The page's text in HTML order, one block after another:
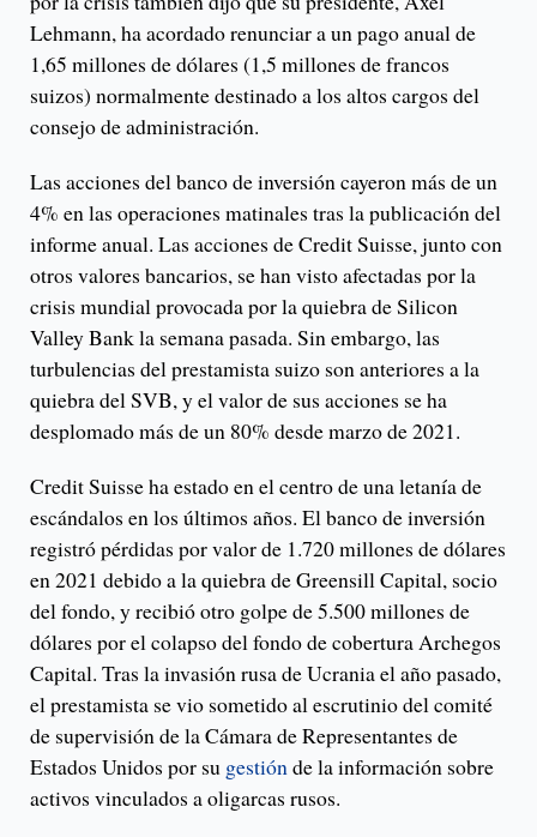
Lehmann, ha acordado renunciar a un pago anual de
1,65 millones de dólares (1,5 millones de francos
suizos) normalmente destinado a los altos cargos del
consejo de administración.
Las acciones del banco de inversión cayeron más de un
4% en las operaciones matinales tras la publicación del
informe anual. Las acciones de Credit Suisse, junto con
otros valores bancarios, se han visto afectadas por la
crisis mundial provocada por la quiebra de Silicon
Valley Bank la semana pasada. Sin embargo, las
turbulencias del prestamista suizo son anteriores a la
quiebra del SVB, y el valor de sus acciones se ha
desplomado más de un 80% desde marzo de 2021.
Credit Suisse ha estado en el centro de una letanía de
escándalos en los últimos años. El banco de inversión
registró pérdidas por valor de 1.720 millones de dólares
en 2021 debido a la quiebra de Greensill Capital, socio
del fondo, y recibió otro golpe de 5.500 millones de
dólares por el colapso del fondo de cobertura Archegos
Capital. Tras la invasión rusa de Ucrania el año pasado,
el prestamista se vio sometido al escrutinio del comité
de supervisión de la Cámara de Representantes de
Estados Unidos por su gestiónde la información sobre
activos vinculados a oligarcas rusos.